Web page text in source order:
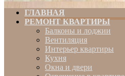
ГЛАВНАЯ
РЕМОНТ КВАРТИРЫ
Балконы и лоджии
Вентиляция
Интерьер квартиры
Кухня
Окна и двери